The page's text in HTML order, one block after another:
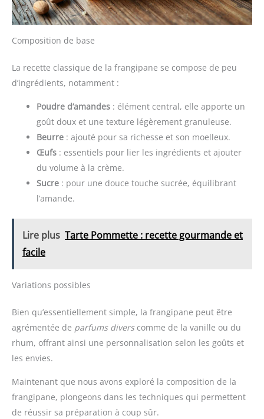
Composition de base
La recette classique de la frangipane se compose de peu
d’ingrédients, notamment :
Poudre d’amandes : élément central, elle apporte un
goût doux et une texture légèrement granuleuse.
Beurre : ajouté pour sa richesse et son moelleux.
Œufs : essentiels pour lier les ingrédients et ajouter
du volume à la crème.
Sucre : pour une douce touche sucrée, équilibrant
l’amande.
Lire plus Tarte Pommette : recette gourmande et
facile
Variations possibles
Bien qu’essentiellement simple, la frangipane peut être
agrémentée de parfums diverscomme de la vanille ou du
rhum, offrant ainsi une personnalisation selon les goûts et
les envies.
Maintenant que nous avons exploré la composition de la
frangipane, plongeons dans les techniques qui permettent
de réussir sa préparation à coup sûr.